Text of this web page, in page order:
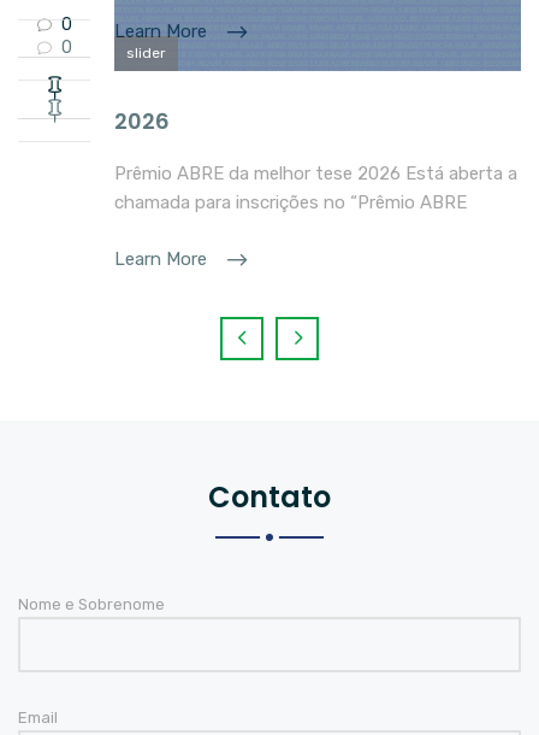
slider
2026
Prêmio ABRE da melhor tese 2026 Está aberta a
chamada para inscrições no “Prêmio ABRE
Learn More
0
Learn More
0
Contato
Nome e Sobrenome
Email